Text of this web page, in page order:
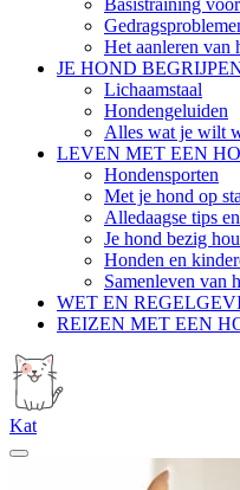
Basistraining
Het aanleren van
JE HOND
Lichaamstaal
Hondengeluiden
Alles wat je wilt
LEVEN MET EEN
Hondensporten
Met je hond op
Alledaagse tips
Je hond bezig
Honden en
Samenleven van
WET EN
REIZEN MET EEN
Kat